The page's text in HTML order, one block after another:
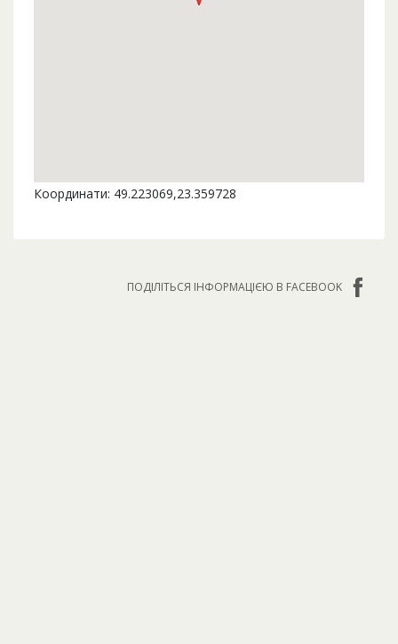
Координати: 49.223069,23.359728
ПОДІЛІТЬСЯ ІНФОРМАЦІЄЮ В FACEBOOK